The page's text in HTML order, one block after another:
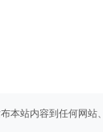
本站内容到任何网站